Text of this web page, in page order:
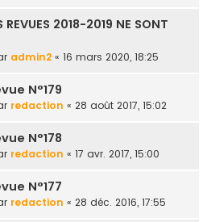
REVUES 2018-2019 NE SONT
admin2 « 16 mars 2020, 18:25
N°179
redaction « 28 août 2017, 15:02
N°178
redaction « 17 avr. 2017, 15:00
N°177
redaction « 28 déc. 2016, 17:55